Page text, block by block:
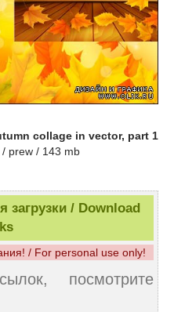
collage in vector, part 1
prew / 143 mb
/ Download
/ For personal use only!
посмотрите